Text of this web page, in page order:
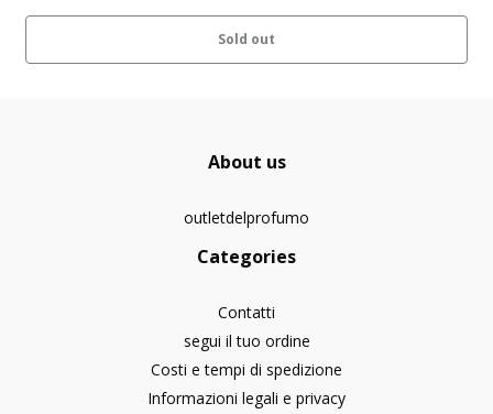
Sold out
About us
outletdelprofumo
Categories
Contatti
segui il tuo ordine
Costi e tempi di spedizione
Informazioni legali e privacy